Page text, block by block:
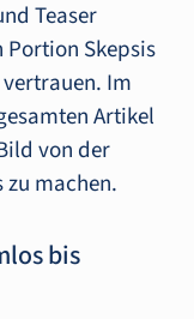
Teaser
Skepsis
Im
Artikel
von der
machen.
bis